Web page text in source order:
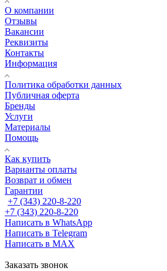
О компании
Отзывы
Вакансии
Реквизиты
Контакты
Информация
Политика обработки данных
Публичная оферта
Бренды
Услуги
Материалы
Помощь
Как купить
Варианты оплаты
Возврат и обмен
Гарантии
+7 (343) 220-8-220
+7 (343) 220-8-220
Написать в WhatsApp
Написать в Telegram
Написать в MAX
Заказать звонок